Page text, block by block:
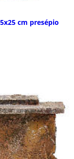
cm presépio